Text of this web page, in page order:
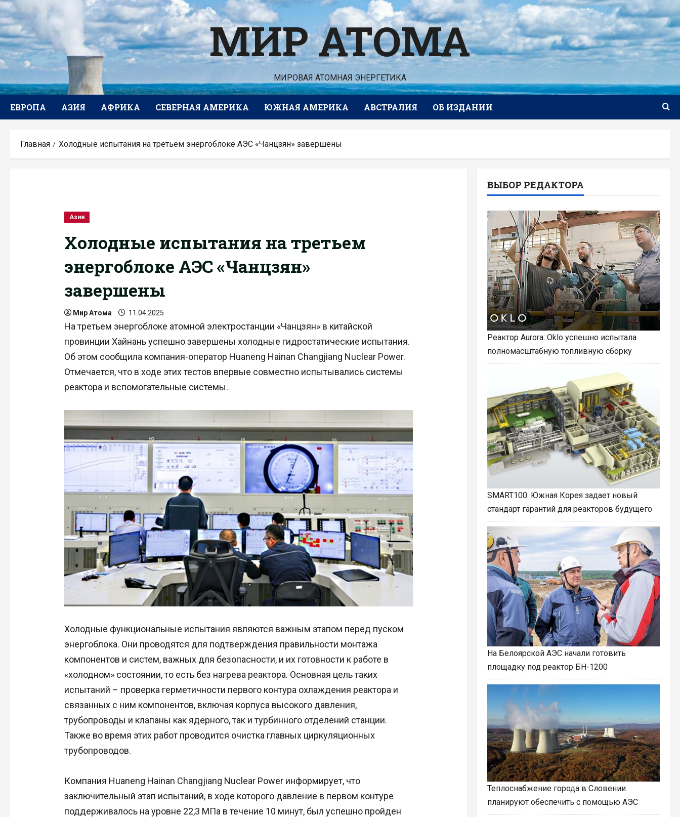
Перейти
к
содержимому
МИР АТОМА
МИРОВАЯ АТОМНАЯ ЭНЕРГЕТИКА
ЕВРОПА АЗИЯ АФРИКА СЕВЕРНАЯ АМЕРИКА ЮЖНАЯ АМЕРИКА АВСТРАЛИЯ ОБ ИЗДАНИИ
Главная Холодные испытания на третьем энергоблоке АЭС «Чанцзян» завершены
Азия
Холодные испытания на третьем
энергоблоке АЭС «Чанцзян»
завершены
Мир Атома 11.04.2025
На третьем энергоблоке атомной электростанции «Чанцзян» в китайской
провинции Хайнань успешно завершены холодные гидростатические испытания.
Об этом сообщила компания-оператор Huaneng Hainan Changjiang Nuclear Power.
Отмечается, что в ходе этих тестов впервые совместно испытывались системы
реактора и вспомогательные системы.
Холодные функциональные испытания являются важным этапом перед пуском
энергоблока. Они проводятся для подтверждения правильности монтажа
компонентов и систем, важных для безопасности, и их готовности к работе в
«холодном» состоянии, то есть без нагрева реактора. Основная цель таких
испытаний – проверка герметичности первого контура охлаждения реактора и
связанных с ним компонентов, включая корпуса высокого давления,
трубопроводы и клапаны как ядерного, так и турбинного отделений станции.
Также во время этих работ проводится очистка главных циркуляционных
трубопроводов.
Компания Huaneng Hainan Changjiang Nuclear Power информирует, что
заключительный этап испытаний, в ходе которого давление в первом контуре
поддерживалось на уровне 22,3 МПа в течение 10 минут, был успешно пройден
ВЫБОР РЕДАКТОРА
Реактор Aurora: Oklo успешно испытала
полномасштабную топливную сборку
SMART100: Южная Корея задает новый
стандарт гарантий для реакторов будущего
На Белоярской АЭС начали готовить
площадку под реактор БН-1200
Теплоснабжение города в Словении
планируют обеспечить с помощью АЭС